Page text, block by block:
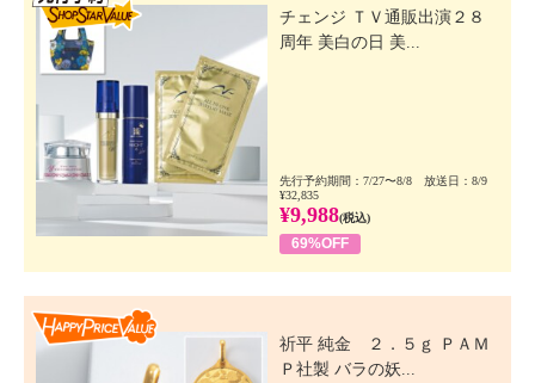
チェンジ ＴＶ通販出演２８
周年 美白の日 美...
先行予約期間：7/27〜8/8 放送日：8/9
¥32,835
¥9,988(税込)
69%OFF
祈平 純金 ２．５ｇ ＰＡＭ
Ｐ社製 バラの妖...